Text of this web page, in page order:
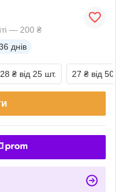
— 200 ₴
днів
28 ₴ від 25 шт. 27 ₴ від